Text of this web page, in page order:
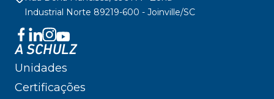
Industrial Norte 89219-600 - Joinville/SC
A SCHULZ
Unidades
Certificações